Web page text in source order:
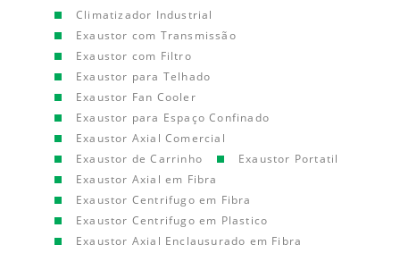
Climatizador Industrial
Exaustor com Transmissão
Exaustor com Filtro
Exaustor para Telhado
Exaustor Fan Cooler
Exaustor para Espaço Confinado
Exaustor Axial Comercial
Exaustor de Carrinho
Exaustor Portatil
Exaustor Axial em Fibra
Exaustor Centrifugo em Fibra
Exaustor Centrifugo em Plastico
Exaustor Axial Enclausurado em Fibra